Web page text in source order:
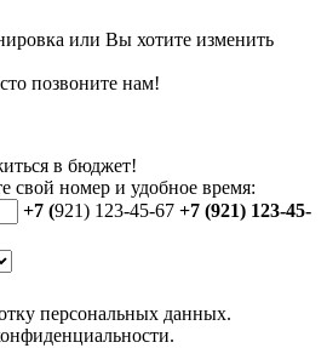
или Вы хотите изменить
позвоните нам!
в бюджет!
свой номер и удобное время:
+7 (921) 123-45-67 +7 (921) 123-45-
персональных данных.